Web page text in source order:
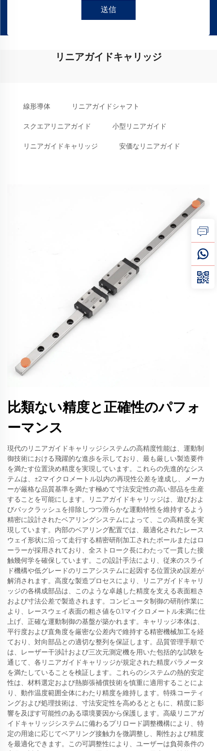
送信
リニアガイドキャリッジ
線形導体 リニアガイドシャフト
スクエアリニアガイド 小型リニアガイド
リニアガイドキャリッジ 安価なリニアガイド
比類ない精度と正確性のパフォ
ーマンス
現代のリニアガイドキャリッジシステムの高精度性能は、運動制
御技術における飛躍的な進歩を示しており、最も厳しい製造要件
を満たす位置決め精度を実現しています。これらの先進的なシス
テムは、±2マイクロメートル以内の再現性公差を達成し、メーカ
ーが厳格な品質基準を満たす極めて寸法安定性の高い部品を生産
することを可能にします。リニアガイドキャリッジは、遊びおよ
びバックラッシュを排除しつつ滑らかな運動特性を維持するよう
精密に設計されたベアリングシステムによって、この高精度を実
現しています。内部のベアリング配置では、最適化されたレース
ウェイ形状に沿って走行する精密研削加工されたボールまたはロ
ーラーが採用されており、全ストローク長にわたって一貫した接
触幾何学を確保しています。この設計手法により、従来のスライ
ド機構や低グレードのリニアシステムに起因する位置決め誤差が
解消されます。高度な製造プロセスにより、リニアガイドキャリ
ッジの各構成部品は、このような卓越した精度を支える表面粗さ
および寸法公差で製造されます。コンピュータ制御の研削作業に
より、レースウェイ表面の粗さ値を0.1マイクロメートル未満に仕
上げ、正確な運動制御の基盤が築かれます。キャリッジ本体は、
平行度および直角度を厳密な公差内で維持する精密機械加工を経
ており、対向部品との適切な整列を保証します。品質管理手順で
は、レーザー干渉計および三次元測定機を用いた包括的な試験を
通じて、各リニアガイドキャリッジが規定された精度パラメータ
を満たしていることを検証します。これらのシステムの熱的安定
性は、材料選定および熱膨張補償技術を慎重に適用することによ
り、動作温度範囲全体にわたり精度を維持します。特殊コーティ
ングおよび処理技術は、寸法安定性を高めるとともに、精度に影
響を及ぼす可能性のある環境要因から保護します。高級リニアガ
イドキャリッジシステムに備わるプリロード調整機構により、特
定の用途に応じてベアリング接触力を微調整し、剛性および精度
を最適化できます。この可調整性により、ユーザーは負荷条件の